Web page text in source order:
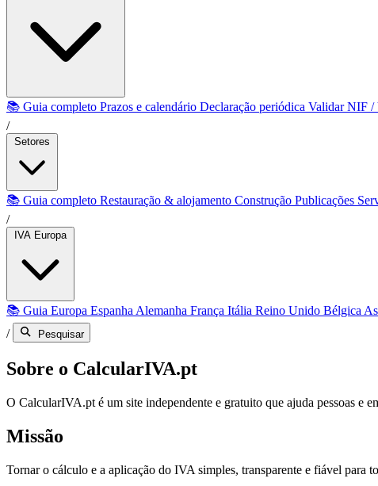
📚 Guia completo Prazos e calendário Declaração periódica Validar NIF /
/
📚 Guia completo Restauração & alojamento Construção Publicações
/
IVA Europa
📚 Guia Europa Espanha Alemanha França Itália Reino Unido Bélgica
/
Pesquisar
Sobre o CalcularIVA.pt
O CalcularIVA.pt é um site independente e gratuito que ajuda pessoas e
Missão
Tornar o cálculo e a aplicação do IVA simples, transparente e fiável para